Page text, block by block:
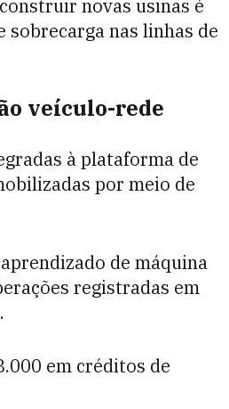
novas usinas é
nas linhas de
veículo-rede
à plataforma de
por meio de
de máquina
registradas em
em créditos de